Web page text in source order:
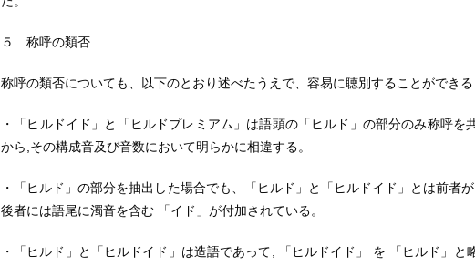
５ 称呼の類否
称呼の類否についても、以下のとおり述べたうえで、容易に聴別することができる
・「ヒルドイド」と「ヒルドプレミアム」は語頭の「ヒルド」の部分のみ称呼を
から,その構成音及び音数において明らかに相違する。
・「ヒルド」の部分を抽出した場合でも、「ヒルド」と「ヒルドイド」とは前者
後者には語尾に濁音を含む 「イド」が付加されている。
・「ヒルド」と「ヒルドイド」は造語であって, 「ヒルドイド」 を 「ヒルド」と